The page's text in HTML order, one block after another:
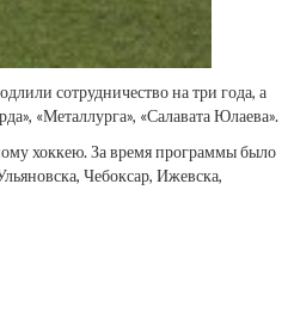
сотрудничество на три года, а
«Металлурга», «Салавата Юлаева».
хоккею. За время программы было
Чебоксар, Ижевска,